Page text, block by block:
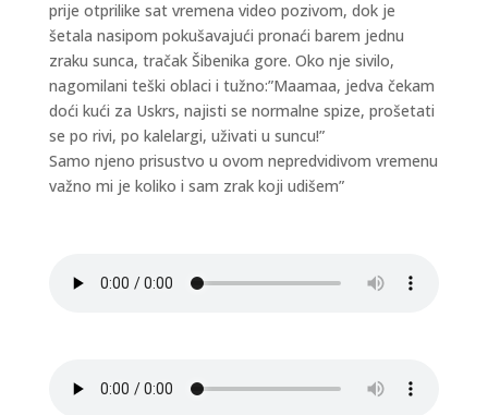
prije otprilike sat vremena video pozivom, dok je
šetala nasipom pokušavajući pronaći barem jednu
zraku sunca, tračak Šibenika gore. Oko nje sivilo,
nagomilani teški oblaci i tužno:”Maamaa, jedva čekam
doći kući za Uskrs, najisti se normalne spize, prošetati
se po rivi, po kalelargi, uživati u suncu!”
Samo njeno prisustvo u ovom nepredvidivom vremenu
važno mi je koliko i sam zrak koji udišem”